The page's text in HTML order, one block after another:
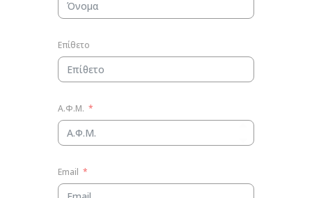
Επίθετο
Α.Φ.Μ.
Email